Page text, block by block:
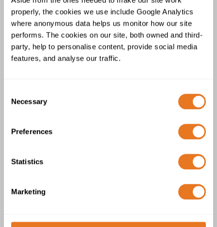
properly, the cookies we use include Google Analytics
where anonymous data helps us monitor how our site
performs. The cookies on our site, both owned and third-
party, help to personalise content, provide social media
features, and analyse our traffic.
Selection
Necessary
Preferences
Statistics
Marketing
Connecteur Scame IP44